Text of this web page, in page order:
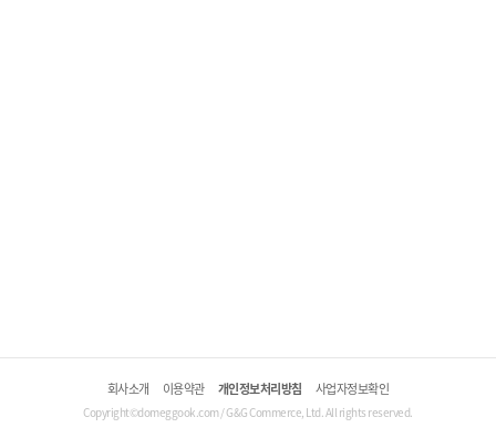
회사소개 이용약관 개인정보처리방침 사업자정보확인
Copyright©domeggook.com / G&G Commerce, Ltd. All rights reserved.